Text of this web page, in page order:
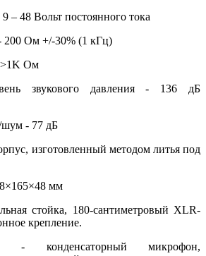
– 48 Вольт постоянного тока
Ом +/-30% (1 кГц)
>1K Ом
звукового давления - 136 дБ
шум - 77 дБ
изготовленный методом литья под
мм
стойка, 180-сантиметровый XLR-
крепление.
- конденсаторный микрофон,